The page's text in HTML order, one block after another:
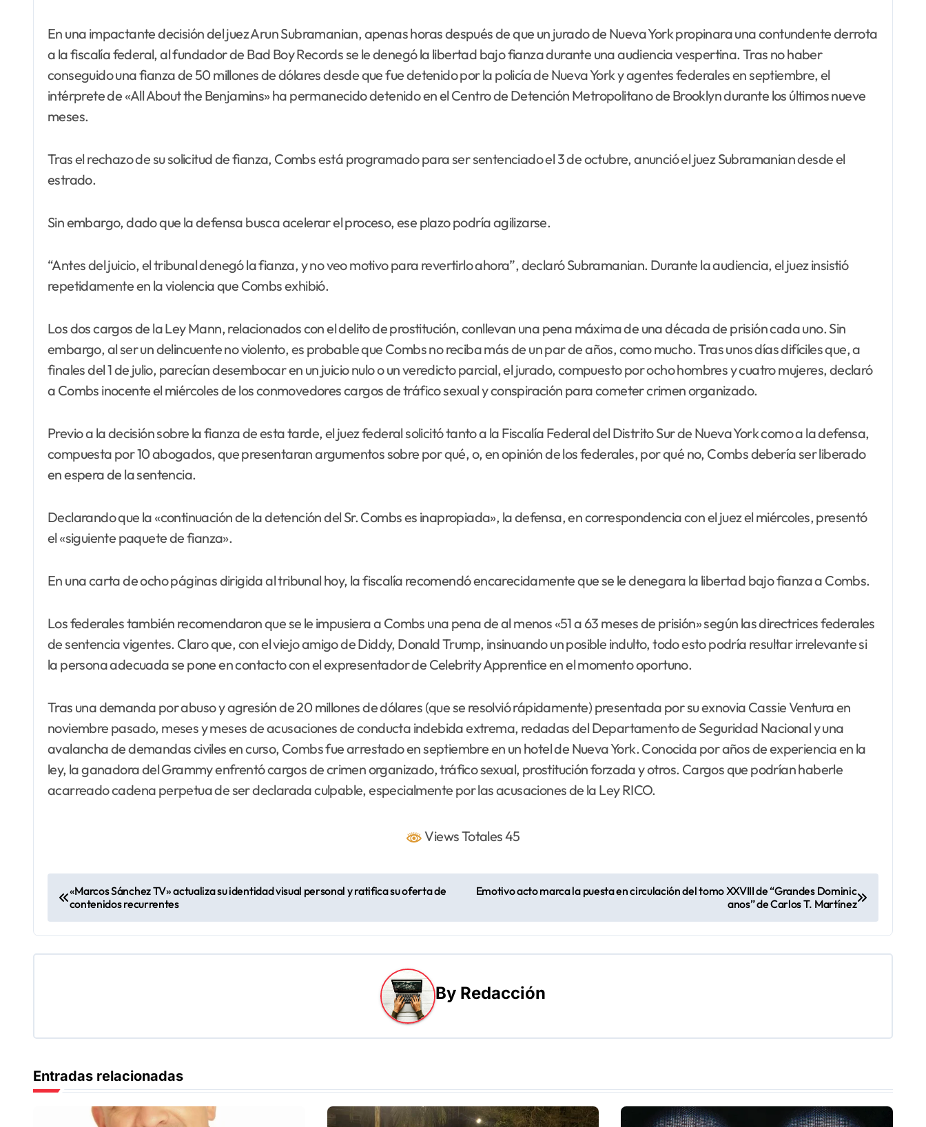
En una impactante decisión del juez Arun Subramanian, apenas horas después de que un jurado de Nueva York propinara una contundente derrota
a la fiscalía federal, al fundador de Bad Boy Records se le denegó la libertad bajo fianza durante una audiencia vespertina. Tras no haber
conseguido una fianza de 50 millones de dólares desde que fue detenido por la policía de Nueva York y agentes federales en septiembre, el
intérprete de «All About the Benjamins» ha permanecido detenido en el Centro de Detención Metropolitano de Brooklyn durante los últimos nueve
meses.
Tras el rechazo de su solicitud de fianza, Combs está programado para ser sentenciado el 3 de octubre, anunció el juez Subramanian desde el
estrado.
Sin embargo, dado que la defensa busca acelerar el proceso, ese plazo podría agilizarse.
“Antes del juicio, el tribunal denegó la fianza, y no veo motivo para revertirlo ahora”, declaró Subramanian. Durante la audiencia, el juez insistió
repetidamente en la violencia que Combs exhibió.
Los dos cargos de la Ley Mann, relacionados con el delito de prostitución, conllevan una pena máxima de una década de prisión cada uno. Sin
embargo, al ser un delincuente no violento, es probable que Combs no reciba más de un par de años, como mucho. Tras unos días difíciles que, a
finales del 1 de julio, parecían desembocar en un juicio nulo o un veredicto parcial, el jurado, compuesto por ocho hombres y cuatro mujeres, declaró
a Combs inocente el miércoles de los conmovedores cargos de tráfico sexual y conspiración para cometer crimen organizado.
Previo a la decisión sobre la fianza de esta tarde, el juez federal solicitó tanto a la Fiscalía Federal del Distrito Sur de Nueva York como a la defensa,
compuesta por 10 abogados, que presentaran argumentos sobre por qué, o, en opinión de los federales, por qué no, Combs debería ser liberado
en espera de la sentencia.
Declarando que la «continuación de la detención del Sr. Combs es inapropiada», la defensa, en correspondencia con el juez el miércoles, presentó
el «siguiente paquete de fianza».
En una carta de ocho páginas dirigida al tribunal hoy, la fiscalía recomendó encarecidamente que se le denegara la libertad bajo fianza a Combs.
Los federales también recomendaron que se le impusiera a Combs una pena de al menos «51 a 63 meses de prisión» según las directrices federales
de sentencia vigentes. Claro que, con el viejo amigo de Diddy, Donald Trump, insinuando un posible indulto, todo esto podría resultar irrelevante si
la persona adecuada se pone en contacto con el expresentador de Celebrity Apprentice en el momento oportuno.
Tras una demanda por abuso y agresión de 20 millones de dólares (que se resolvió rápidamente) presentada por su exnovia Cassie Ventura en
noviembre pasado, meses y meses de acusaciones de conducta indebida extrema, redadas del Departamento de Seguridad Nacional y una
avalancha de demandas civiles en curso, Combs fue arrestado en septiembre en un hotel de Nueva York. Conocida por años de experiencia en la
ley, la ganadora del Grammy enfrentó cargos de crimen organizado, tráfico sexual, prostitución forzada y otros. Cargos que podrían haberle
acarreado cadena perpetua de ser declarada culpable, especialmente por las acusaciones de la Ley RICO.
Views Totales 45
N
a
v
i
«Marcos Sánchez TV» actualiza su identidad visual personal y ratifica su oferta de
contenidos recurrentes
Emotivo acto marca la puesta en circulación del tomo XXVIII de “Grandes Dominic
anos” de Carlos T. Martínez
By Redacción
Entradas relacionadas